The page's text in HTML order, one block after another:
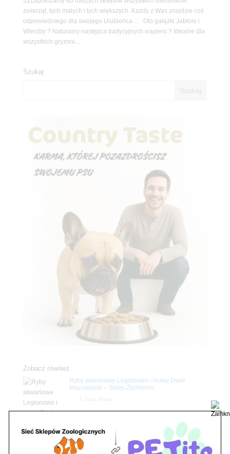
zwierząt, tych małych i tych większych. Każdy z Was znajdzie coś
odpowiedniego dla swojego Ulubieńca… Oto gałązki Jabłoni i
Wierzby ? Naturalny następca tradycyjnych wapieni ? Idealne dla
wszystkich gryzoni...
Szukaj
Zobacz również
Ryby akwariowe Legionowo i Nowy Dwór
Mazowiecki – Sklep ZooNemo
Z Życia Sklepu
rośliny akwariowe w ZooNemo – Legionowo i
Nowy Dwór Mazowiecki